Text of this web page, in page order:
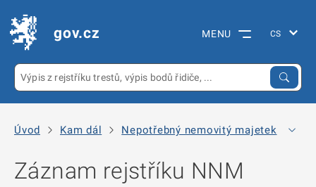
gov.cz MENU
Úvod Kam dál Nepotřebný nemovitý majetek
Záznam rejstříku NNM